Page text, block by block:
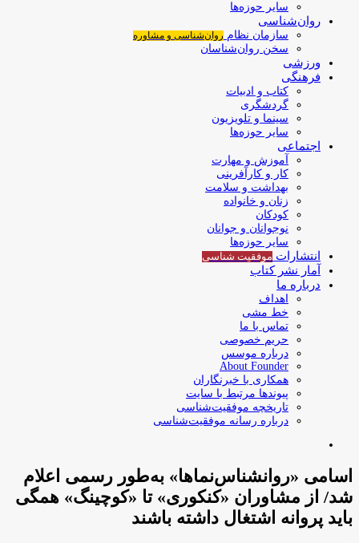
سایر حوزه‌ها
روان‌شناسی
سازمان نظام روان‌شناسی و مشاوره
سخن روان‌شناسان
ورزشی
فرهنگی
کتاب و ادبیات
گردشگری
سینما و تلویزیون
سایر حوزه‌ها
اجتماعی
آموزش و مهارت
کار و کارآفرینی
بهداشت و سلامت
زنان و خانواده
کودکان
نوجوانان و جوانان
سایر حوزه‌ها
انتشارات موفقیت‌ شناسی
آمار نشر کتاب
درباره ما
اهداف
خط مشی
تماس با ما
حریم خصوصی
درباره موسس
About Founder
همکاری با خبرنگاران
پیوندها مرتبط با سایت
تاریخچه موفقیت‌شناسی
درباره رسانه موفقیت‌شناسی
اسامی «روانشناس‌نماها» به‌طور رسمی اعلام
شد/ از مشاوران «کنکوری» تا «کوچینگ» همگی
باید پروانه اشتغال داشته باشند